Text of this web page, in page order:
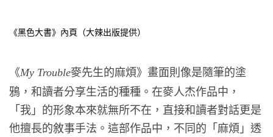
《黑色大書》內頁（大辣出版提供）
《My Trouble麥先生的麻煩》畫面則像是隨筆的塗
鴉，和讀者分享生活的種種。在麥人杰作品中，
「我」的形象本來就無所不在，直接和讀者對話更是
他擅長的敘事手法。這部作品中，不同的「麻煩」透